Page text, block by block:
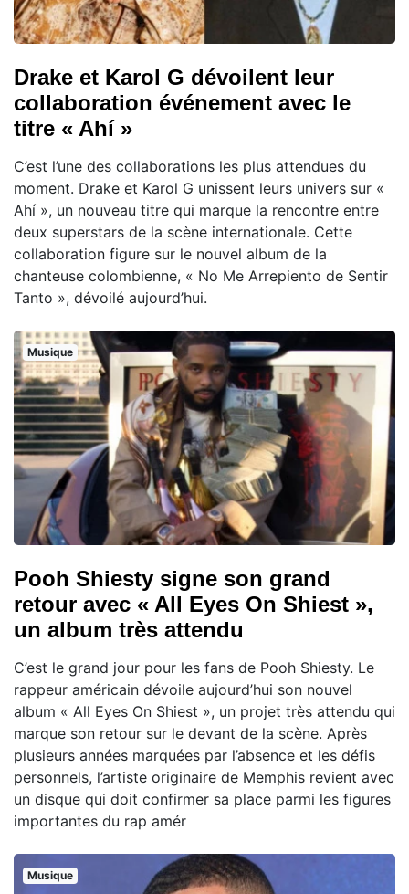
Drake et Karol G dévoilent leur
collaboration événement avec le
titre « Ahí »
C’est l’une des collaborations les plus attendues du
moment. Drake et Karol G unissent leurs univers sur «
Ahí », un nouveau titre qui marque la rencontre entre
deux superstars de la scène internationale. Cette
collaboration figure sur le nouvel album de la
chanteuse colombienne, « No Me Arrepiento de Sentir
Tanto », dévoilé aujourd’hui.
Musique
Pooh Shiesty signe son grand
retour avec « All Eyes On Shiest »,
un album très attendu
C’est le grand jour pour les fans de Pooh Shiesty. Le
rappeur américain dévoile aujourd’hui son nouvel
album « All Eyes On Shiest », un projet très attendu qui
marque son retour sur le devant de la scène. Après
plusieurs années marquées par l’absence et les défis
personnels, l’artiste originaire de Memphis revient avec
un disque qui doit confirmer sa place parmi les figures
importantes du rap amér
Musique